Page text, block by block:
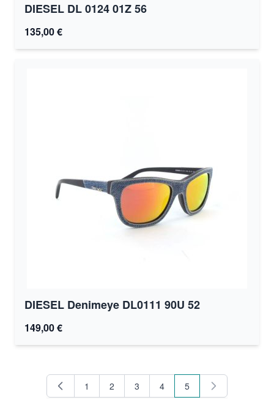
DIESEL DL 0124 01Z 56
135,00 €
DIESEL Denimeye DL0111 90U 52
149,00 €
Seite
1 Seite
2 Seite
3 Seite
4 Sie lesen gerade Seite
5